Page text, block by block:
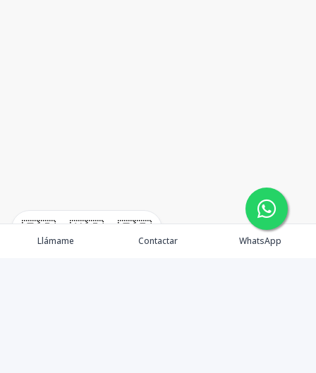
🇪🇸 🇺🇸 🇫🇷
Llámame Contactar WhatsApp